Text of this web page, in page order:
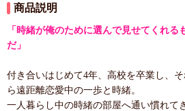
商品説明
「時緒が俺のために選んで見せてくれ
だ」
付き合いはじめて4年、高校を卒業し、
ら遠距離恋愛中の一歩と時緒。
一人暮らし中の時緒の部屋へ通い慣れて